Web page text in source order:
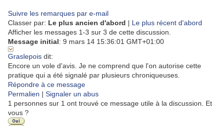
Suivre les remarques par e-mail
Classer par: Le plus ancien d'abord | Le plus récent d'abord
Afficher les messages 1-3 sur 3 de cette discussion.
Message initial: 9 mars 14 15:36:01 GMT+01:00
Graslepois dit:
Encore un vole d'avis. Je ne comprend que l'on autorise cette
pratique qui a été signalé par plusieurs chroniqueuses.
Répondre à ce message
Permalien | Signaler un abus
1 personnes sur 1 ont trouvé ce message utile à la discussion. Et
vous ?